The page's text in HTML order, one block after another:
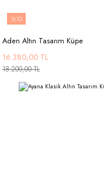
%10
Aden Altın Tasarım Küpe
16.380,00 TL
18.200,00 TL